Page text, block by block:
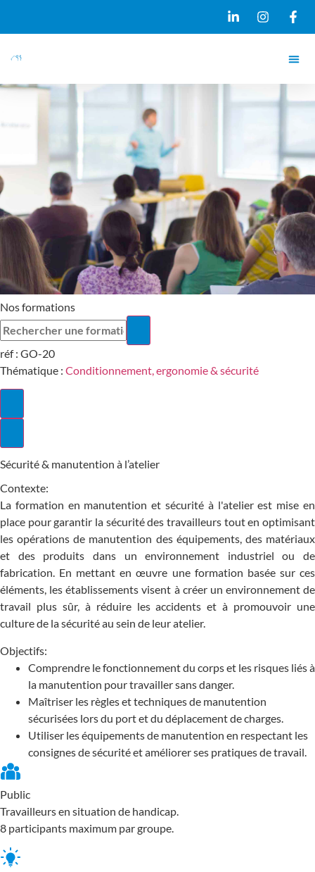
Nos formations
réf : GO-20
Thématique : Conditionnement, ergonomie & sécurité
Sécurité & manutention à l’atelier
Contexte:
La formation en manutention et sécurité à l'atelier est mise en
place pour garantir la sécurité des travailleurs tout en optimisant
les opérations de manutention des équipements, des matériaux
et des produits dans un environnement industriel ou de
fabrication. En mettant en œuvre une formation basée sur ces
éléments, les établissements visent à créer un environnement de
travail plus sûr, à réduire les accidents et à promouvoir une
culture de la sécurité au sein de leur atelier.
Objectifs:
Comprendre le fonctionnement du corps et les risques liés à
la manutention pour travailler sans danger.
Maîtriser les règles et techniques de manutention
sécurisées lors du port et du déplacement de charges.
Utiliser les équipements de manutention en respectant les
consignes de sécurité et améliorer ses pratiques de travail.
Public
Travailleurs en situation de handicap.
8 participants maximum par groupe.